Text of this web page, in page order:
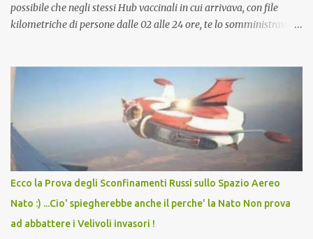
possibile che negli stessi Hub vaccinali in cui arrivava, con file
kilometriche di persone dalle 02 alle 24 ore, te lo somministravano
Vaccino come: l' Amaro del Capo, era "spettacolare Ghiacciato, ma
andava bene anche, a Temperatura Ambiente"! Riproponiamo
l'articolo per NON Dimenticare!
Ecco la Prova degli Sconfinamenti Russi sullo Spazio Aereo
Nato :) ...Cio' spiegherebbe anche il perche' la Nato Non prova
ad abbattere i Velivoli invasori !